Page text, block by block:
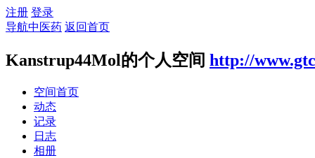
注册 登录
导航中医药 返回首页
Kanstrup44Mol的个人空间 http://
空间首页
动态
记录
日志
相册